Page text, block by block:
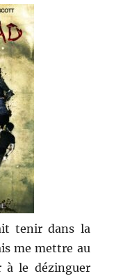
tenir dans la
me mettre au
à le dézinguer